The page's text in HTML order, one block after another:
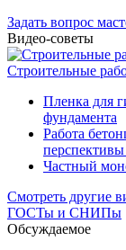
Задать вопрос
Видео-советы
Строительные
Пленка для
фундамента
Работа
перспективы
Частный
Смотреть другие
ГОСТы и СНИПы
Обсуждаемое